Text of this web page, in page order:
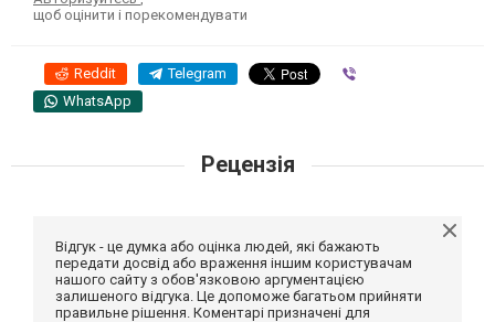
щоб оцінити і порекомендувати
Reddit Telegram
WhatsApp
Рецензія
Відгук - це думка або оцінка людей, які бажають
передати досвід або враження іншим користувачам
нашого сайту з обов'язковою аргументацією
залишеного відгука. Це допоможе багатьом прийняти
правильне рішення. Коментарі призначені для